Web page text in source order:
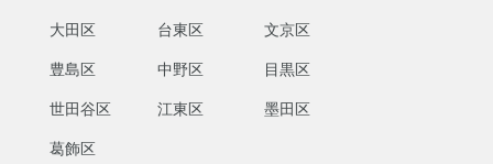
大田区 台東区 文京区
豊島区 中野区 目黒区
世田谷区 江東区 墨田区
葛飾区